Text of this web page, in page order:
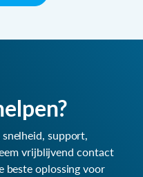
support,
vrijblijvend contact
beste oplossing voor